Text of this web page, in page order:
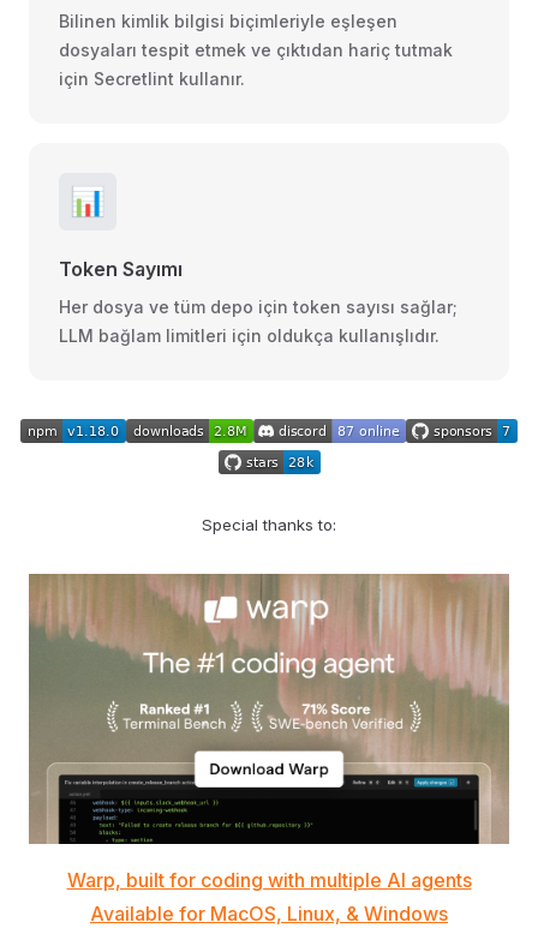
Bilinen kimlik bilgisi biçimleriyle eşleşen
dosyaları tespit etmek ve çıktıdan hariç tutmak
için Secretlint kullanır.
📊
Token Sayımı
Her dosya ve tüm depo için token sayısı sağlar;
LLM bağlam limitleri için oldukça kullanışlıdır.
Special thanks to:
Warp, built for coding with multiple AI agents
Available for MacOS, Linux, & Windows